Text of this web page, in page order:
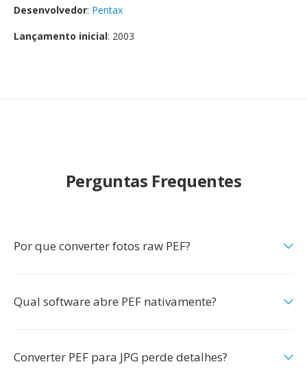
Desenvolvedor: Pentax
Lançamento inicial: 2003
Perguntas Frequentes
Por que converter fotos raw PEF?
Qual software abre PEF nativamente?
Converter PEF para JPG perde detalhes?